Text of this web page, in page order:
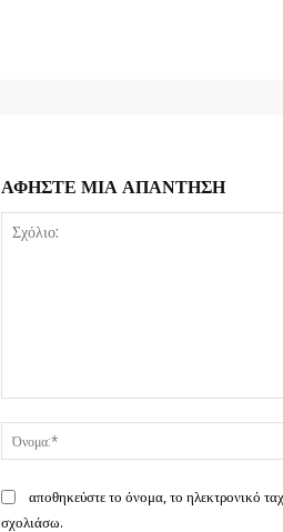
ΑΦΗΣΤΕ ΜΙΑ ΑΠΑΝΤΗΣΗ
αποθηκεύστε το όνομα, το ηλεκτρονικό
σχολιάσω.